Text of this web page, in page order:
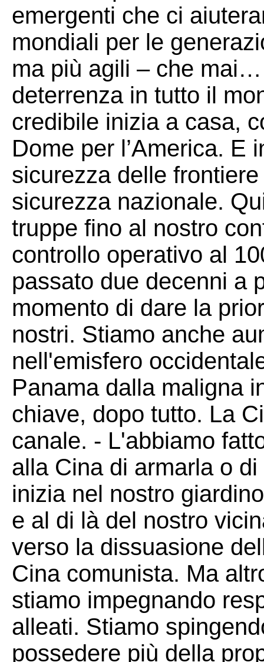
emergenti che ci
mondiali per le
ma più agili – che
deterrenza in tutto il
credibile inizia a casa,
Dome per l’America. E
sicurezza delle
sicurezza nazionale.
truppe fino al nostro
controllo operativo al
passato due decenni a
momento di dare la
nostri. Stiamo anche
nell'emisfero
Panama dalla maligna
chiave, dopo tutto. La
canale. - L'abbiamo
alla Cina di armarla o
inizia nel nostro
e al di là del nostro
verso la dissuasione
Cina comunista. Ma
stiamo impegnando
alleati. Stiamo
possedere più della